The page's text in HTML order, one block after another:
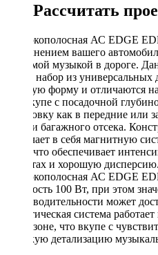
Рассчитать
Широкополосная АС EDGE
дополнением вашего
любимой музыкой в дороге.
собой набор из
круглую форму и отличаются
что вкупе с посадочной
установку как в передние
стенки багажного отсека.
включает в себя магнитную
типа, что обеспечивает
частотах и хорошую дисперсию.
Широкополосная АС EDGE
мощность 100 Вт, при этом
производительности может
Акустическая система
диапазоне, что вкупе с
высокую детализацию